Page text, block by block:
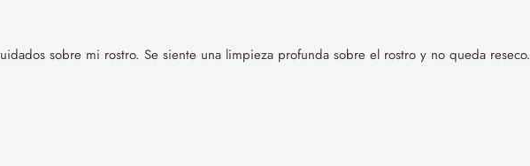
sobre mi rostro. Se siente una limpieza profunda sobre el rostro y no queda reseco.